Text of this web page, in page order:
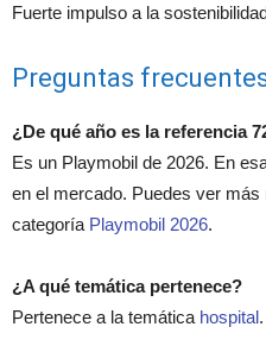
Fuerte impulso a la
Preguntas
¿De qué año es la referencia
Es un Playmobil de 2026. En
en el mercado. Puedes ver más
categoría Playmobil 2026.
¿A qué temática pertenece?
Pertenece a la temática hospital.